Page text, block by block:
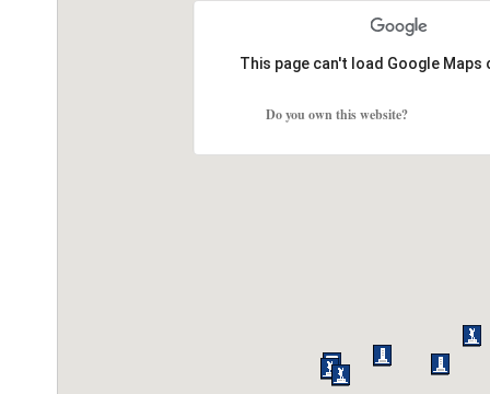
This page can't load Google
Do you own this website?